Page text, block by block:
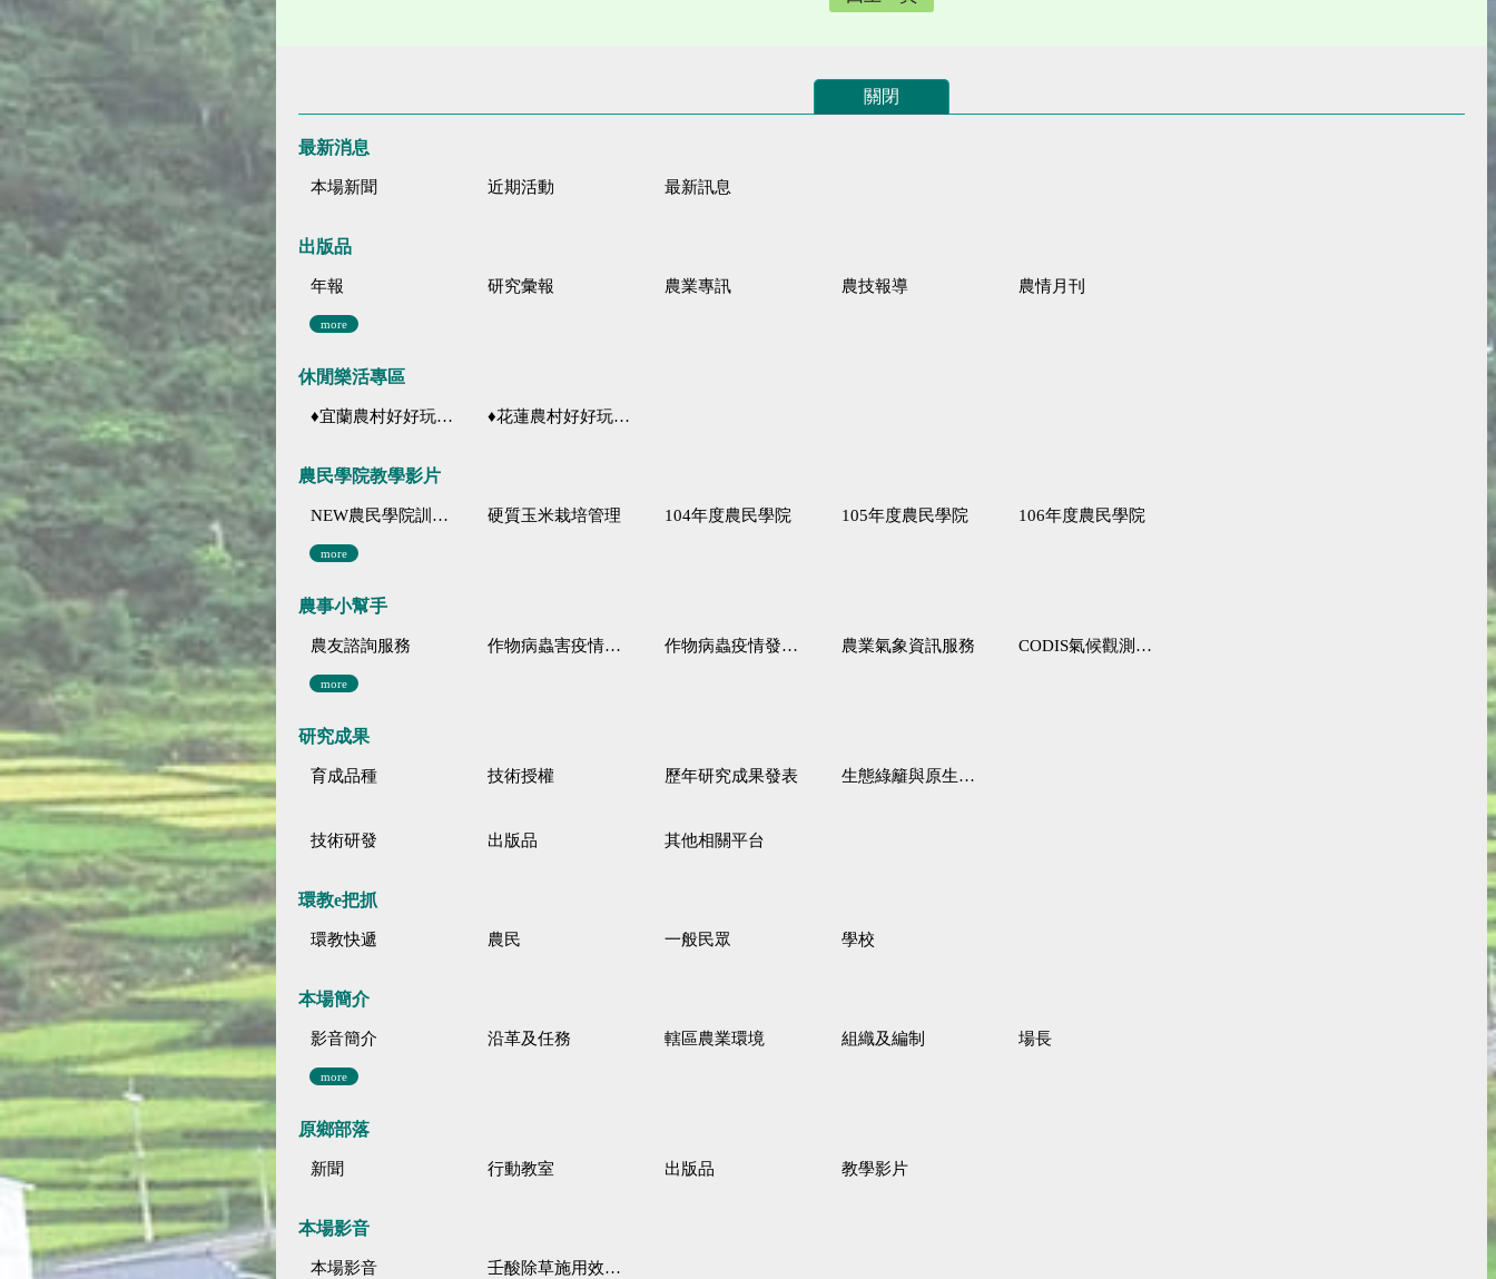
關閉
最新消息
本場新聞 近期活動 最新訊息
出版品
年報 研究彙報 農業專訊 農技報導 農情月刊
more
休閒樂活專區
♦宜蘭農村好好玩 ♦「農、藝、山、水」四條遊程推薦 ♦花蓮農村好好玩♦「原、生、慢、活」四條遊程推薦
農民學院教學影片
NEW農民學院訓練影音分類 硬質玉米栽培管理 104年度農民學院 105年度農民學院 106年度農民學院
more
農事小幫手
農友諮詢服務 作物病蟲害疫情警報 作物病蟲疫情發生預測 農業氣象資訊服務 CODIS氣候觀測資料查詢服務
more
研究成果
育成品種 技術授權 歷年研究成果發表 生態綠籬與原生野花植生毯
技術研發 出版品 其他相關平台
環教e把抓
環教快遞 農民 一般民眾 學校
本場簡介
影音簡介 沿革及任務 轄區農業環境 組織及編制 場長
more
原鄉部落
新聞 行動教室 出版品 教學影片
本場影音
本場影音 壬酸除草施用效果觀察